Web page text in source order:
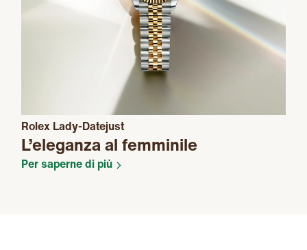
Rolex Lady-Datejust
L’eleganza al femminile
Per saperne di più